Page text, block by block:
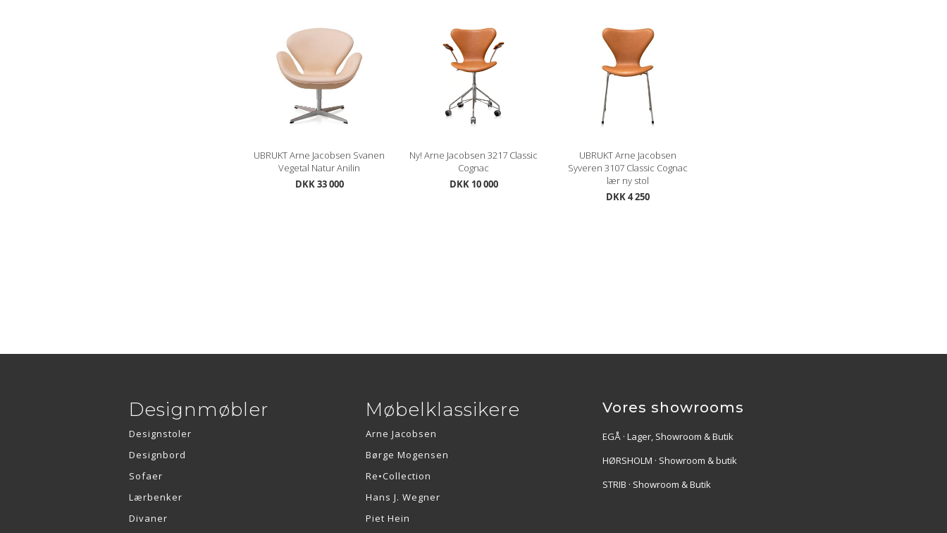
UBRUKT Arne Jacobsen Svanen
Vegetal Natur Anilin
DKK 33 000
Ny! Arne Jacobsen 3217 Classic
Cognac
DKK 10 000
UBRUKT Arne Jacobsen
Syveren 3107 Classic Cognac
lær ny stol
DKK 4 250
Designmøbler
Designstoler
Designbord
Sofaer
Lærbenker
Divaner
Møbelklassikere
Arne Jacobsen
Børge Mogensen
Re•Collection
Hans J. Wegner
Piet Hein
Vores showrooms
EGÅ · Lager, Showroom & Butik
HØRSHOLM · Showroom & butik
STRIB · Showroom & Butik